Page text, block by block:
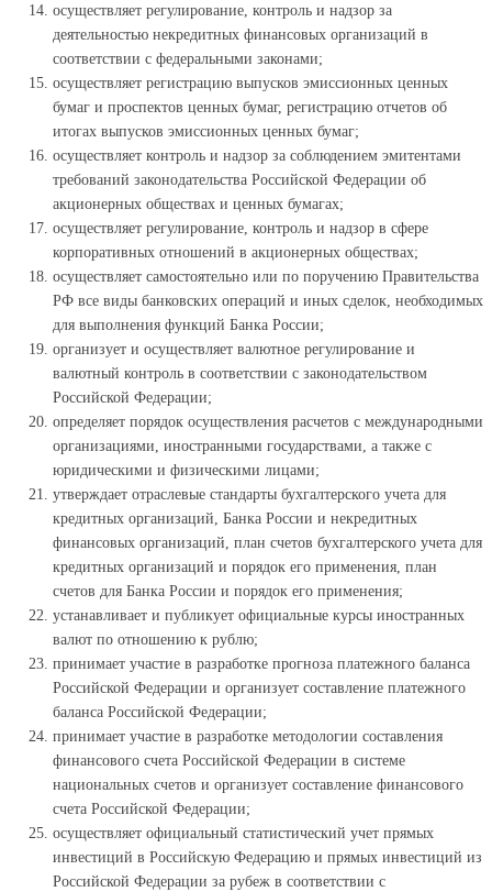
осуществляет регулирование, контроль и надзор за
деятельностью некредитных финансовых организаций в
соответствии с федеральными законами;
осуществляет регистрацию выпусков эмиссионных ценных
бумаг и проспектов ценных бумаг, регистрацию отчетов об
итогах выпусков эмиссионных ценных бумаг;
осуществляет контроль и надзор за соблюдением эмитентами
требований законодательства Российской Федерации об
акционерных обществах и ценных бумагах;
осуществляет регулирование, контроль и надзор в сфере
корпоративных отношений в акционерных обществах;
осуществляет самостоятельно или по поручению Правительства
РФ все виды банковских операций и иных сделок, необходимых
для выполнения функций Банка России;
организует и осуществляет валютное регулирование и
валютный контроль в соответствии с законодательством
Российской Федерации;
определяет порядок осуществления расчетов с международными
организациями, иностранными государствами, а также с
юридическими и физическими лицами;
утверждает отраслевые стандарты бухгалтерского учета для
кредитных организаций, Банка России и некредитных
финансовых организаций, план счетов бухгалтерского учета для
кредитных организаций и порядок его применения, план
счетов для Банка России и порядок его применения;
устанавливает и публикует официальные курсы иностранных
валют по отношению к рублю;
принимает участие в разработке прогноза платежного баланса
Российской Федерации и организует составление платежного
баланса Российской Федерации;
принимает участие в разработке методологии составления
финансового счета Российской Федерации в системе
национальных счетов и организует составление финансового
счета Российской Федерации;
осуществляет официальный статистический учет прямых
инвестиций в Российскую Федерацию и прямых инвестиций из
Российской Федерации за рубеж в соответствии с